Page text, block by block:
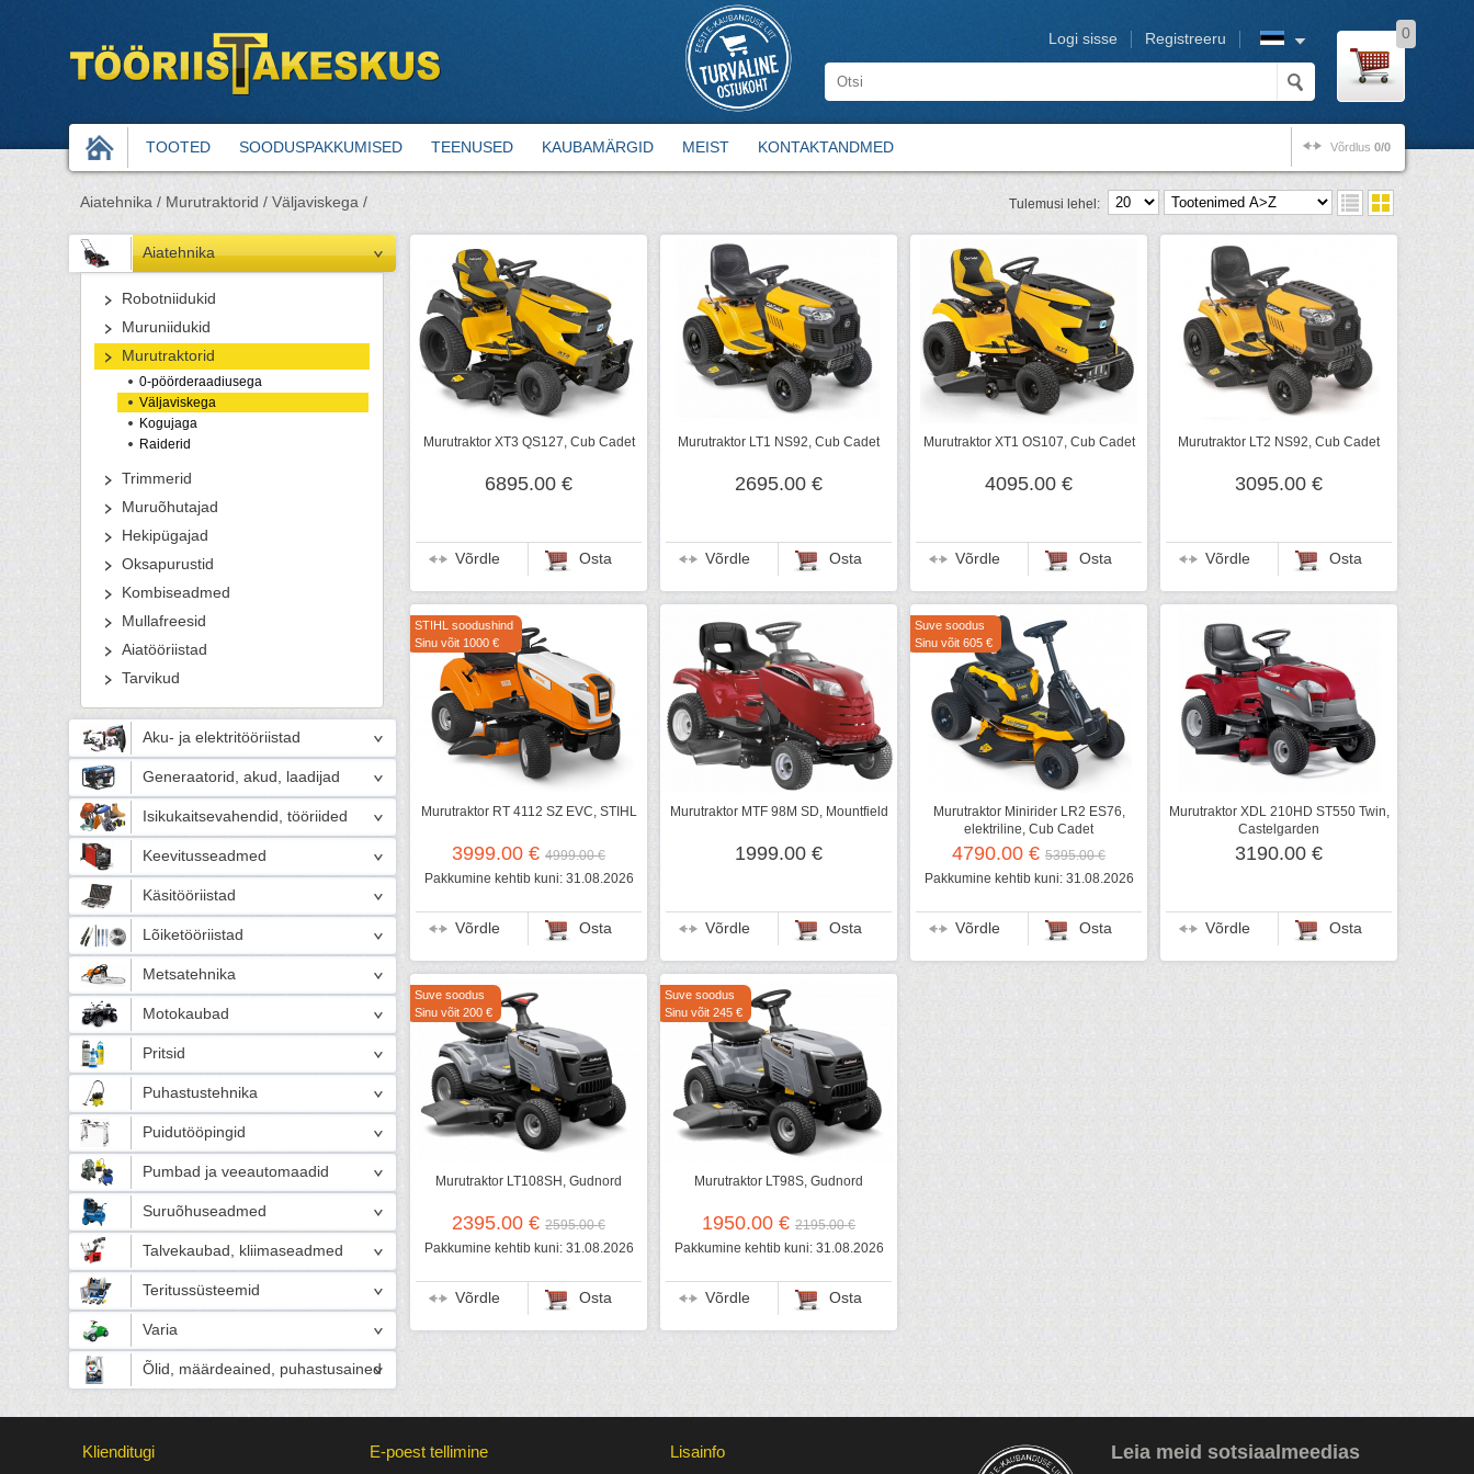
Registreeru
Logi sisse 0
TOOTED SOODUSPAKKUMISED TEENUSED KAUBAMÄRGID MEIST KONTAKTANDMED Võrdlus 0/0
Aiatehnika / Murutraktorid / Väljaviskega / Tulemusi lehel:
Aiatehnika
Robotniidukid
Muruniidukid
Murutraktorid
0-pöörderaadiusega
Väljaviskega
Kogujaga
Raiderid
Trimmerid
Muruõhutajad
Hekipügajad
Oksapurustid
Kombiseadmed
Mullafreesid
Aiatööriistad
Tarvikud
Aku- ja elektritööriistad
Generaatorid, akud, laadijad
Isikukaitsevahendid, tööriided
Keevitusseadmed
Käsitööriistad
Lõiketööriistad
Metsatehnika
Motokaubad
Pritsid
Puhastustehnika
Puidutööpingid
Pumbad ja veeautomaadid
Suruõhuseadmed
Talvekaubad, kliimaseadmed
Teritussüsteemid
Varia
Õlid, määrdeained, puhastusained
Murutraktor XT3 QS127, Cub Cadet
6895.00 €
Võrdle Osta
Murutraktor LT1 NS92, Cub Cadet
2695.00 €
Võrdle Osta
Murutraktor XT1 OS107, Cub Cadet
4095.00 €
Võrdle Osta
Murutraktor LT2 NS92, Cub Cadet
3095.00 €
Võrdle Osta
STIHL soodushind
Sinu võit 1000 €
Murutraktor RT 4112 SZ EVC, STIHL
3999.00 € 4999.00 €
Pakkumine kehtib kuni: 31.08.2026
Võrdle Osta
Murutraktor MTF 98M SD, Mountfield
1999.00 €
Võrdle Osta
Suve soodus
Sinu võit 605 €
Murutraktor Minirider LR2 ES76,
elektriline, Cub Cadet
4790.00 € 5395.00 €
Pakkumine kehtib kuni: 31.08.2026
Võrdle Osta
Murutraktor XDL 210HD ST550 Twin,
Castelgarden
3190.00 €
Võrdle Osta
Suve soodus
Sinu võit 200 €
Murutraktor LT108SH, Gudnord
2395.00 € 2595.00 €
Pakkumine kehtib kuni: 31.08.2026
Võrdle Osta
Suve soodus
Sinu võit 245 €
Murutraktor LT98S, Gudnord
1950.00 € 2195.00 €
Pakkumine kehtib kuni: 31.08.2026
Võrdle Osta
Klienditugi E-poest tellimine Lisainfo Leia meid sotsiaalmeedias